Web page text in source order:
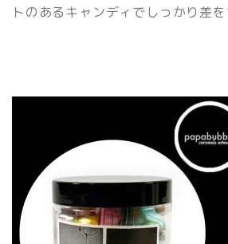
トのあるキャンディでしっかり差を